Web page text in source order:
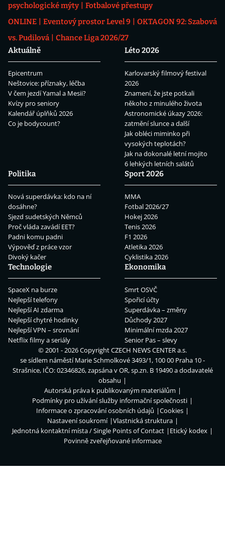
psychologické mýty
Fotbalové přestupy
ONLINE
Eventový prostor Level 9
OKTAGON 92: Szabová
vs. Pudilová
Chance Liga 2026/27
Aktuálně
Epicentrum
Neštovice: příznaky, léčba
V čem jezdí Yamal a Mesii?
Kvízy pro seniory
Kalendář úplňků 2026
Co je bodycount?
Léto 2026
Karlovarský filmový festival
2026
Znamení, že jste potkali
někoho z minulého života
Astronomické úkazy 2026:
zatmění slunce a další
Jak obléci miminko při
vysokých teplotách?
Jak na dokonalé letní mojito
6 lehkých letních salátů
Politika
Nová superdávka: kdo na ní
dosáhne?
Sjezd sudetských Němců
Proč vláda zavádí EET?
Padni komu padni
Výpověď z práce vzor
Divoký kačer
Sport 2026
MMA
Fotbal 2026/27
Hokej 2026
Tenis 2026
F1 2026
Atletika 2026
Cyklistika 2026
Technologie
SpaceX na burze
Nejlepší telefony
Nejlepší AI zdarma
Nejlepší chytré hodinky
Nejlepší VPN – srovnání
Netflix filmy a seriály
Ekonomika
Smrt OSVČ
Spořicí účty
Superdávka – změny
Důchody 2027
Minimální mzda 2027
Senior Pas – slevy
© 2001 - 2026 CopyrightCZECH NEWS CENTER a.s.
se sídlem náměstí Marie Schmolkové 3493/1, 100 00 Praha 10 -
Strašnice, IČO: 02346826, zapsána v OR, sp.zn. B 19490 a dodavatelé
obsahu
Autorská práva k publikovaným materiálům
Podmínky pro užívání služby informační společnosti
Informace o zpracování osobních údajů
Cookies
Nastavení soukromí
Vlastnická struktura
Jednotná kontaktní místa / Single Points of Contact
Etický kodex
Povinně zveřejňované informace